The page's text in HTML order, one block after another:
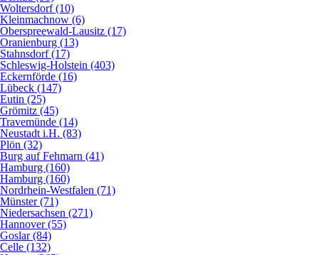
Woltersdorf (10)
Kleinmachnow (6)
Oberspreewald-Lausitz (17)
Oranienburg (13)
Stahnsdorf (17)
Schleswig-Holstein (403)
Eckernförde (16)
Lübeck (147)
Eutin (25)
Grömitz (45)
Travemünde (14)
Neustadt i.H. (83)
Plön (32)
Burg auf Fehmarn (41)
Hamburg (160)
Hamburg (160)
Nordrhein-Westfalen (71)
Münster (71)
Niedersachsen (271)
Hannover (55)
Goslar (84)
Celle (132)